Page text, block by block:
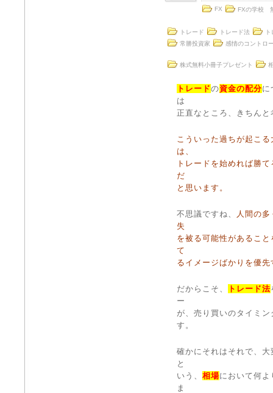
FX FXの学校
トレード トレード法
常勝投資家
感情のコントロ
株式無料小冊子プレゼント
トレードの資金の配分に
は
正直なところ、きちん
こういった過ちが起こ
は、
トレードを始めれば勝
だ
と思います。
不思議ですね、
人間の
失
を被る可能性があるこ
て
るイメージばかりを優
だからこそ、 トレード法
ー
が、売り買いのタイミ
す。
確かにそれはそれで、
と
いう、 相場において何よ
ま